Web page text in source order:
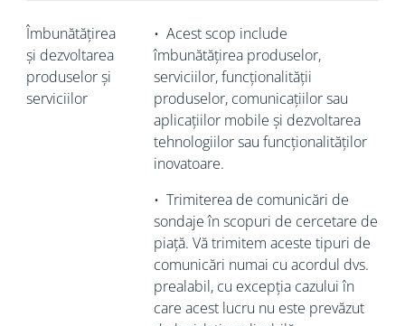
Îmbunătățirea
și dezvoltarea
produselor și
serviciilor
• Acest scop include
îmbunătățirea produselor,
serviciilor, funcționalității
produselor, comunicațiilor sau
aplicațiilor mobile și dezvoltarea
tehnologiilor sau funcționalităților
inovatoare.
• Trimiterea de comunicări de
sondaje în scopuri de cercetare de
piață. Vă trimitem aceste tipuri de
comunicări numai cu acordul dvs.
prealabil, cu excepția cazului în
care acest lucru nu este prevăzut